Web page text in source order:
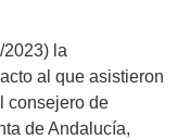
2023) la
al que asistieron
consejero de
de Andalucía,